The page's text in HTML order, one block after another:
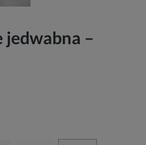
jedwabna –